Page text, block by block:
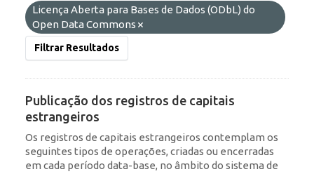
Licença Aberta para Bases de Dados (ODbL) do
Open Data Commons
Filtrar Resultados
Publicação dos registros de capitais
estrangeiros
Os registros de capitais estrangeiros contemplam os
seguintes tipos de operações, criadas ou encerradas
em cada período data-base, no âmbito do sistema de